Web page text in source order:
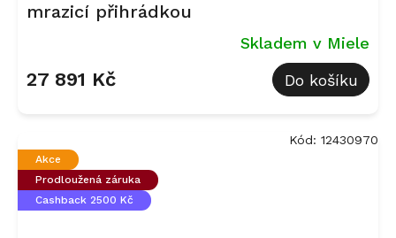
mrazicí přihrádkou
Skladem v Miele
27 891 Kč Do košíku
Akce
Prodloužená záruka
Cashback 2500 Kč
Kód: 12430970